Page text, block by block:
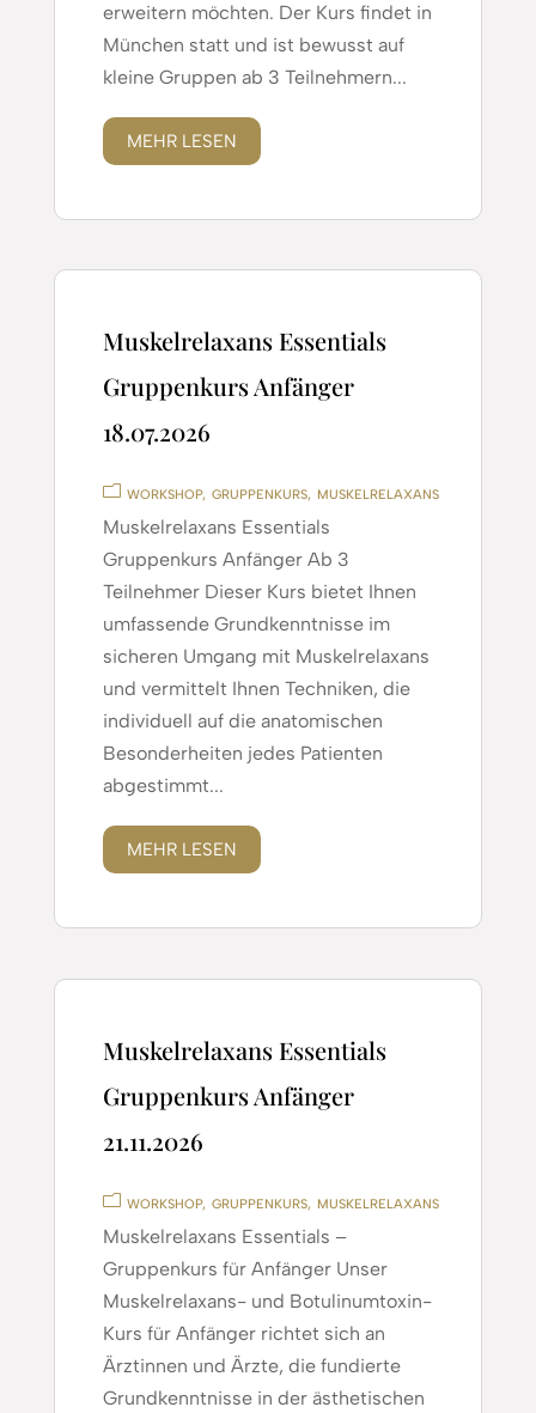
erweitern möchten. Der Kurs findet in
München statt und ist bewusst auf
kleine Gruppen ab 3 Teilnehmern...
MEHR LESEN
Muskelrelaxans Essentials
Gruppenkurs Anfänger
18.07.2026
WORKSHOP GRUPPENKURS MUSKELRELAXANS
Muskelrelaxans Essentials
Gruppenkurs Anfänger Ab 3
Teilnehmer Dieser Kurs bietet Ihnen
umfassende Grundkenntnisse im
sicheren Umgang mit Muskelrelaxans
und vermittelt Ihnen Techniken, die
individuell auf die anatomischen
Besonderheiten jedes Patienten
abgestimmt...
MEHR LESEN
Muskelrelaxans Essentials
Gruppenkurs Anfänger
21.11.2026
WORKSHOP GRUPPENKURS MUSKELRELAXANS
Muskelrelaxans Essentials –
Gruppenkurs für Anfänger Unser
Muskelrelaxans- und Botulinumtoxin-
Kurs für Anfänger richtet sich an
Ärztinnen und Ärzte, die fundierte
Grundkenntnisse in der ästhetischen